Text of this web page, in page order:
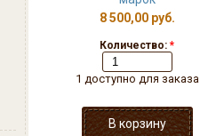
8 500,00 руб.
Количество: *
1 доступно для заказа